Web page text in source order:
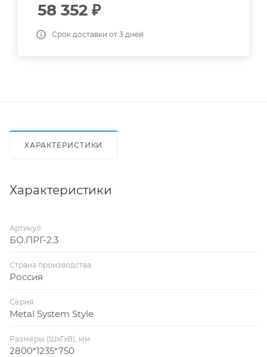
58 352 ₽
Срок доставки от 3 дней
ХАРАКТЕРИСТИКИ
Характеристики
Артикул
БО.ПРГ-2.3
Страна производства
Россия
Серия
Metal System Style
Размеры (ШхГхВ), мм
2800*1235*750